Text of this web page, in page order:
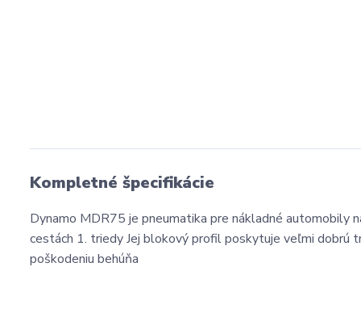
Kompletné špecifikácie
Dynamo MDR75 je pneumatika pre nákladné automobily
cestách 1. triedy Jej blokový profil poskytuje veľmi dobrú
poškodeniu behúňa